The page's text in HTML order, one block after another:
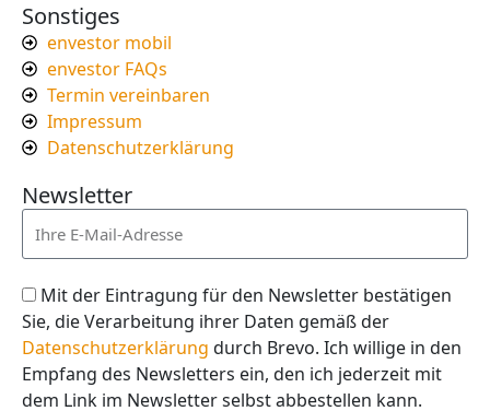
Sonstiges
envestor mobil
envestor FAQs
Termin vereinbaren
Impressum
Datenschutzerklärung
Newsletter
Mit der Eintragung für den Newsletter bestätigen
Sie, die Verarbeitung ihrer Daten gemäß der
Datenschutzerklärung durch Brevo. Ich willige in den
Empfang des Newsletters ein, den ich jederzeit mit
dem Link im Newsletter selbst abbestellen kann.